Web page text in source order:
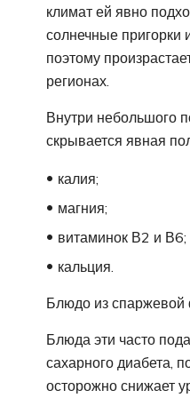
климат ей явно
солнечные пригорки
поэтому
регионах.
Внутри небольшого
скрывается явная
калия;
магния;
витаминок В2 и В6;
кальция.
Блюдо из спаржевой
Блюда эти часто
сахарного диабета,
осторожно снижает